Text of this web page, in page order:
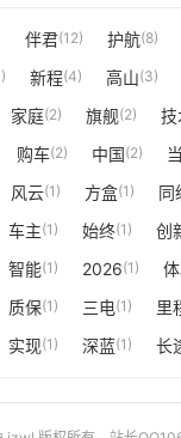
伴君(12) 护航(8)
新程(4) 高山(3)
家庭(2) 旗舰(2) 技
购车(2) 中国(2)
风云(1) 方盒(1) 同
车主(1) 始终(1) 创
智能(1) 2026(1)
质保(1) 三电(1) 里
实现(1) 深蓝(1) 长